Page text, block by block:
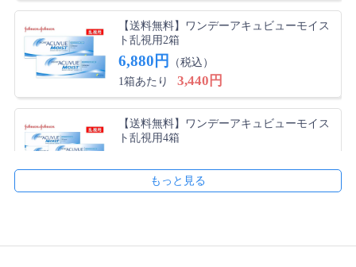
でした
ransi さん
使いやすい
とってもいいです 付け心地いいですでも、ほかのやつ
は開けようとすると水鉄砲みたいに中の液が出てきたり
しますが、これはびゃって中身が飛び出してきます そ
けたら問題ないと思います
【送料無料】ワンデーアキュビューモイス
ト乱視用2箱
6,880円
（税込）
1箱あたり
3,440円
【送料無料】ワンデーアキュビューモイス
ト乱視用4箱
1箱あたり
3,320円